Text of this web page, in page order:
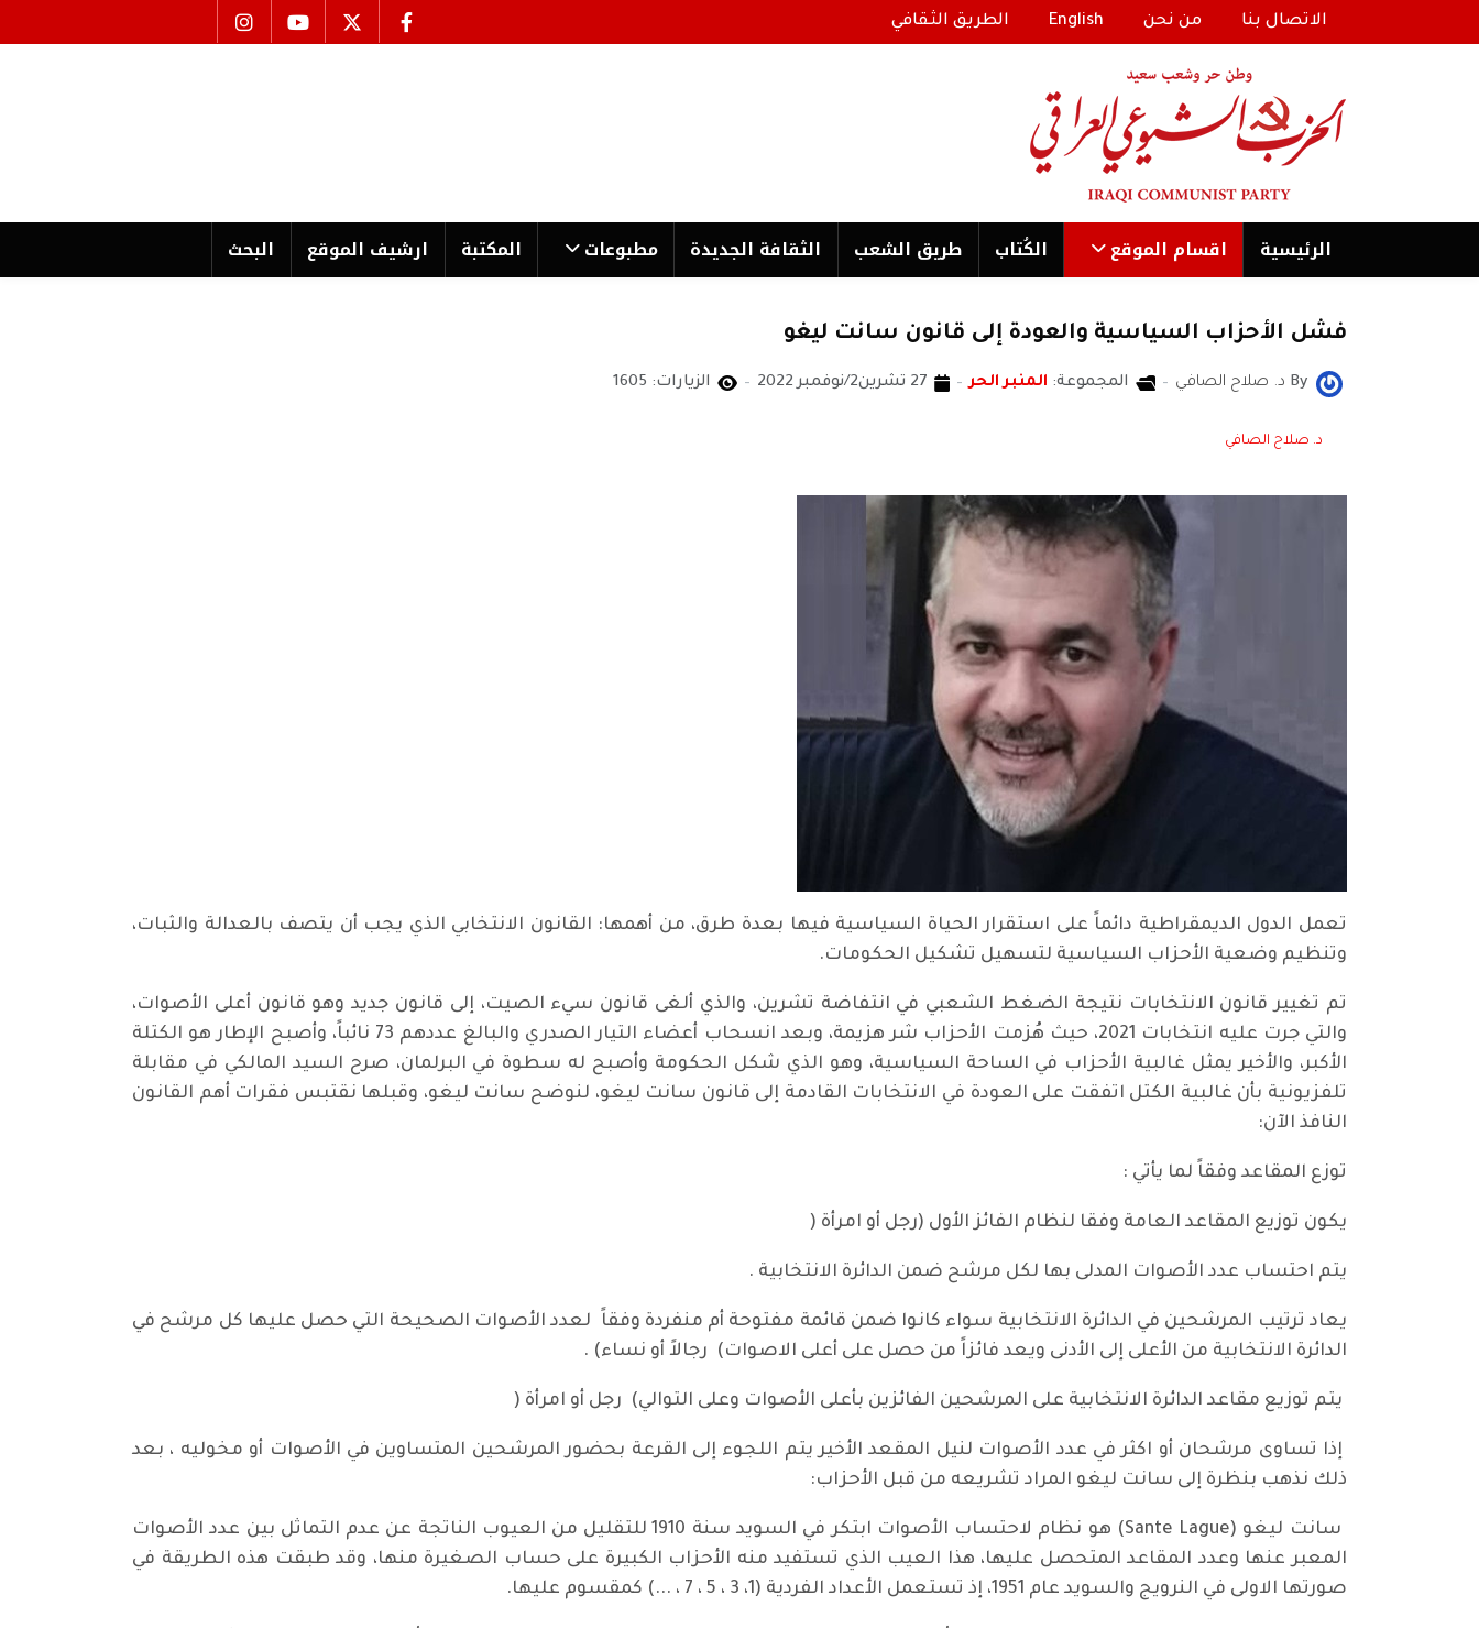
الاتصال بنا من نحن English الطريق الثقافي
الرئیسية اقسام الموقع الكُتاب طریق الشعب الثقافة الجدیدة مطبوعات المكتبة ارشیف الموقع البحث
فشل الأحزاب السياسية والعودة إلى قانون سانت ليغو
By د. صلاح الصافي المجموعة: المنبر الحر 27 تشرين2/نوفمبر 2022 الزيارات: 1605
د. صلاح الصافي
تعمل الدول الديمقراطية دائماً على استقرار الحياة السياسية فيها بعدة طرق، من أهمها: القانون الانتخابي الذي يجب أن يتصف بالعدالة والثبات،
وتنظيم وضعية الأحزاب السياسية لتسهيل تشكيل الحكومات.
تم تغيير قانون الانتخابات نتيجة الضغط الشعبي في انتفاضة تشرين، والذي ألغى قانون سيء الصيت، إلى قانون جديد وهو قانون أعلى الأصوات،
والتي جرت عليه انتخابات 2021، حيث هُزمت الأحزاب شر هزيمة، وبعد انسحاب أعضاء التيار الصدري والبالغ عددهم 73 نائباً، وأصبح الإطار هو الكتلة
الأكبر، والأخير يمثل غالبية الأحزاب في الساحة السياسية، وهو الذي شكل الحكومة وأصبح له سطوة في البرلمان، صرح السيد المالكي في مقابلة
تلفزيونية بأن غالبية الكتل اتفقت على العودة في الانتخابات القادمة إلى قانون سانت ليغو، لنوضح سانت ليغو، وقبلها نقتبس فقرات أهم القانون
النافذ الآن:
توزع المقاعد وفقاً لما يأتي :
يكون توزيع المقاعد العامة وفقا لنظام الفائز الأول (رجل أو امرأة (
يتم احتساب عدد الأصوات المدلى بها لكل مرشح ضمن الدائرة الانتخابية .
يعاد ترتيب المرشحين في الدائرة الانتخابية سواء كانوا ضمن قائمة مفتوحة أم منفردة وفقاً لعدد الأصوات الصحيحة التي حصل عليها كل مرشح في
الدائرة الانتخابية من الأعلى إلى الأدنى ويعد فائزاً من حصل على أعلى الاصوات) رجالاً أو نساء) .
يتم توزيع مقاعد الدائرة الانتخابية على المرشحين الفائزين بأعلى الأصوات وعلى التوالي) رجل أو امرأة (
إذا تساوى مرشحان أو اكثر في عدد الأصوات لنيل المقعد الأخير يتم اللجوء إلى القرعة بحضور المرشحين المتساوين في الأصوات أو مخوليه ، بعد
ذلك نذهب بنظرة إلى سانت ليغو المراد تشريعه من قبل الأحزاب:
سانت ليغو (Sante Lague) هو نظام لاحتساب الأصوات ابتكر في السويد سنة 1910 للتقليل من العيوب الناتجة عن عدم التماثل بين عدد الأصوات
المعبر عنها وعدد المقاعد المتحصل عليها، هذا العيب الذي تستفيد منه الأحزاب الكبيرة على حساب الصغيرة منها، وقد طبقت هذه الطريقة في
صورتها الاولى في النرويج والسويد عام 1951، إذ تستعمل الأعداد الفردية (1، 3 ، 5 ، 7 ، ...) كمقسوم عليها.